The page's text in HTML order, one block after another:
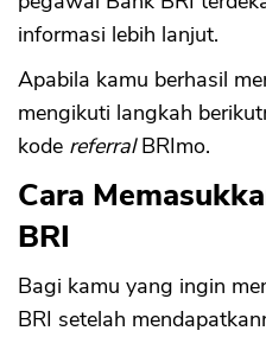
informasi lebih lanjut.
Apabila kamu berhasil
mengikuti langkah
kode referralBRImo.
Cara
BRI
Bagi kamu yang ingin
BRI setelah